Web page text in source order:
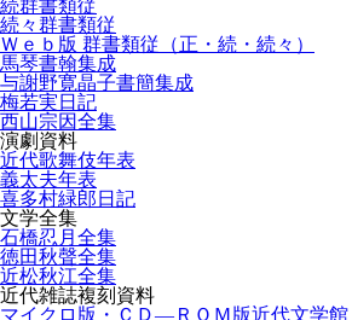
続群書類従
続々群書類従
Ｗｅｂ版 群書類従（正・続・続々）
馬琴書翰集成
与謝野寛晶子書簡集成
梅若実日記
西山宗因全集
演劇資料
近代歌舞伎年表
義太夫年表
喜多村緑郎日記
文学全集
石橋忍月全集
徳田秋聲全集
近松秋江全集
近代雑誌複刻資料
マイクロ版・ＣＤ―ＲＯＭ版近代文学館